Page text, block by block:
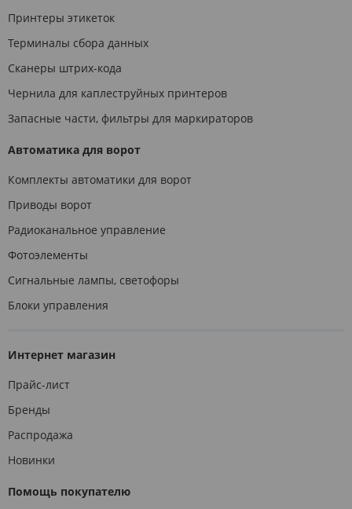
Принтеры этикеток
Терминалы сбора данных
Сканеры штрих-кода
Чернила для каплеструйных принтеров
Запасные части, фильтры для маркираторов
Автоматика для ворот
Комплекты автоматики для ворот
Приводы ворот
Радиоканальное управление
Фотоэлементы
Сигнальные лампы, светофоры
Блоки управления
Интернет магазин
Прайс-лист
Бренды
Распродажа
Новинки
Помощь покупателю